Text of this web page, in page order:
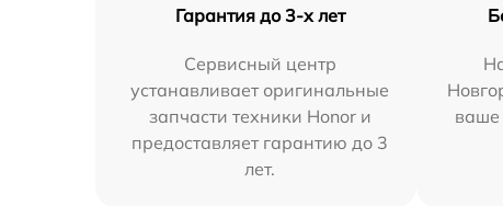
Гарантия до 3-х лет
Сервисный центр
устанавливает оригинальные
запчасти техники Honor и
предоставляет гарантию до 3
лет.
ваше